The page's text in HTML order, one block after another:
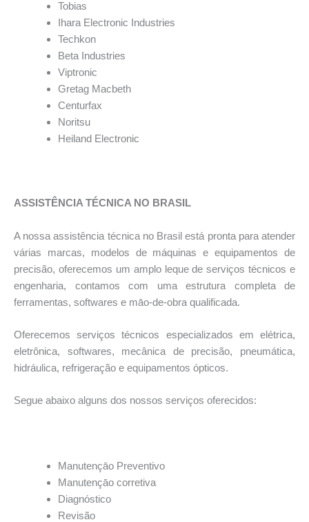
Tobias
Ihara Electronic Industries
Techkon
Beta Industries
Viptronic
Gretag Macbeth
Centurfax
Noritsu
Heiland Electronic
ASSISTÊNCIA TÉCNICA NO BRASIL
A nossa assistência técnica no Brasil está pronta para atender
várias marcas, modelos de máquinas e equipamentos de
precisão, oferecemos um amplo leque de serviços técnicos e
engenharia, contamos com uma estrutura completa de
ferramentas, softwares e māo-de-obra qualificada.
Oferecemos serviços técnicos especializados em elétrica,
eletrônica, softwares, mecânica de precisão, pneumática,
hidráulica, refrigeração e equipamentos ópticos.
Segue abaixo alguns dos nossos serviços oferecidos:
Manutençāo Preventivo
Manutençāo corretiva
Diagnóstico
Revisão